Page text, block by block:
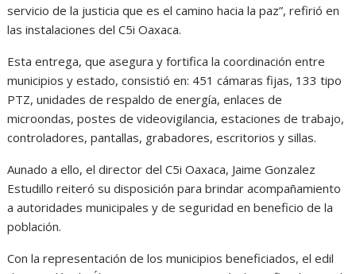
servicio de la justicia que es el camino hacia la paz”, refirió en
las instalaciones del C5i Oaxaca.
Esta entrega, que asegura y fortifica la coordinación entre
municipios y estado, consistió en: 451 cámaras fijas, 133 tipo
PTZ, unidades de respaldo de energía, enlaces de
microondas, postes de videovigilancia, estaciones de trabajo,
controladores, pantallas, grabadores, escritorios y sillas.
Aunado a ello, el director del C5i Oaxaca, Jaime Gonzalez
Estudillo reiteró su disposición para brindar acompañamiento
a autoridades municipales y de seguridad en beneficio de la
población.
Con la representación de los municipios beneficiados, el edil